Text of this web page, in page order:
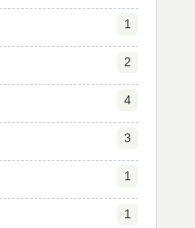
1
2
4
3
1
1